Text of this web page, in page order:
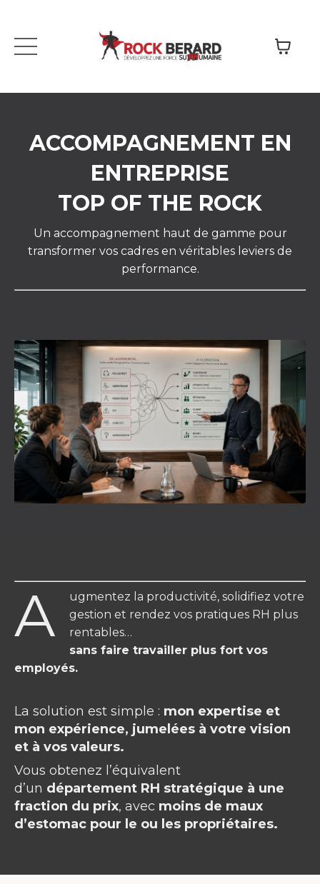
ACCOMPAGNEMENT EN
ENTREPRISE
TOP OF THE ROCK
Un accompagnement haut de gamme pour
transformer vos cadres en véritables leviers de
performance.
A
ugmentez la productivité, solidifiez votre
gestion et rendez vos pratiques RH plus
rentables…
sans faire travailler plus fort vos
employés.
La solution est simple : mon expertise et
mon expérience, jumelées à votre vision
et à vos valeurs.
Vous obtenez l’équivalent
d’un département RH stratégique à une
fraction du prix, avec moins de maux
d’estomac pour le ou les propriétaires.